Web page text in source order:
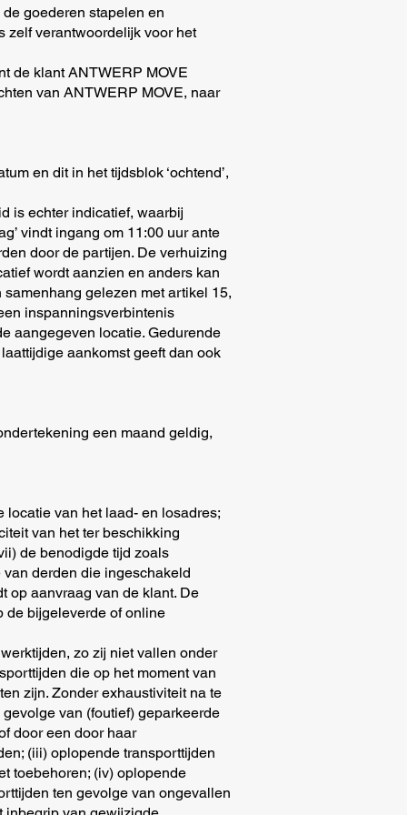
goederen stapelen en
zelf verantwoordelijk voor het
de klant ANTWERP MOVE
van ANTWERP MOVE, naar
en dit in het tijdsblok ‘ochtend’,
is echter indicatief, waarbij
vindt ingang om 11:00 uur ante
door de partijen. De verhuizing
wordt aanzien en anders kan
gelezen met artikel 15,
inspanningsverbintenis
aangegeven locatie. Gedurende
aankomst geeft dan ook
een maand geldig,
locatie van het laad- en losadres;
van het ter beschikking
de benodigde tijd zoals
derden die ingeschakeld
op aanvraag van de klant. De
de bijgeleverde of online
zo zij niet vallen onder
die op het moment van
zijn. Zonder exhaustiviteit na te
van (foutief) geparkeerde
door een door haar
(iii) oplopende transporttijden
toebehoren; (iv) oplopende
ten gevolge van ongevallen